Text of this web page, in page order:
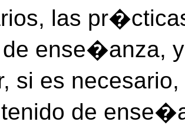
las
ense�anza,
si es
de